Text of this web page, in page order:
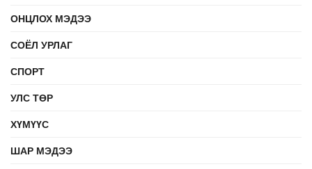
ОНЦЛОХ МЭДЭЭ
СОЁЛ УРЛАГ
СПОРТ
УЛС ТӨР
ХҮМҮҮС
ШАР МЭДЭЭ